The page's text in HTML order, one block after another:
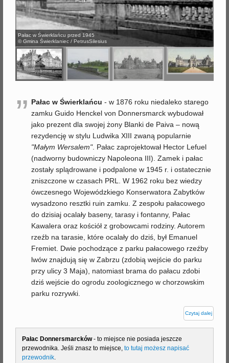
Pałac w Świerklańcu przed 1945
© Gmina Świerklaniec / PetrusSilesius
” Pałac w Świerklańcu - w 1876 roku niedaleko starego
zamku Guido Henckel von Donnersmarck wybudował
jako prezent dla swojej żony Blanki de Paiva – nową
rezydencję w stylu Ludwika XIII zwaną popularnie
"Małym Wersalem". Pałac zaprojektował Hector Lefuel
(nadworny budowniczy Napoleona III). Zamek i pałac
zostały splądrowane i podpalone w 1945 r. i ostatecznie
zniszczone w czasach PRL. W 1962 roku bez wiedzy
ówczesnego Wojewódzkiego Konserwatora Zabytków
wysadzono resztki ruin zamku. Z zespołu pałacowego
do dzisiaj ocalały baseny, tarasy i fontanny, Pałac
Kawalera oraz kościół z grobowcami rodziny. Autorem
rzeźb na tarasie, które ocalały do dziś, był Emanuel
Fremiet. Dwie pochodzące z parku pałacowego rzeźby
lwów znajdują się w Zabrzu (zdobią wejście do parku
przy ulicy 3 Maja), natomiast brama do pałacu zdobi
dziś wejście do ogrodu zoologicznego w chorzowskim
parku rozrywki.
Czytaj dalej
Pałac Donnersmarcków- to miejsce nie posiada jeszcze
przewodnika. Jeśli znasz to miejsce, to tutaj możesz napisać
przewodnik